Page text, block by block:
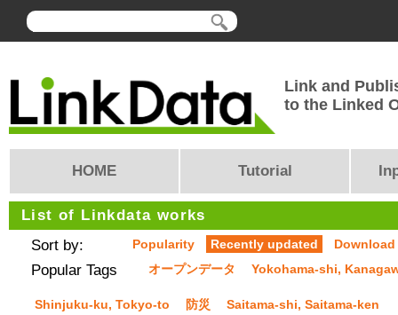
Link and
to the Linked
HOME Tutorial
List of Linkdata works
Sort by:
Popularity Recently updated
Popular Tags オープンデータ Yokohama-shi,
Shinjuku-ku, Tokyo-to 防災 Saitama-shi, Saitama-ken